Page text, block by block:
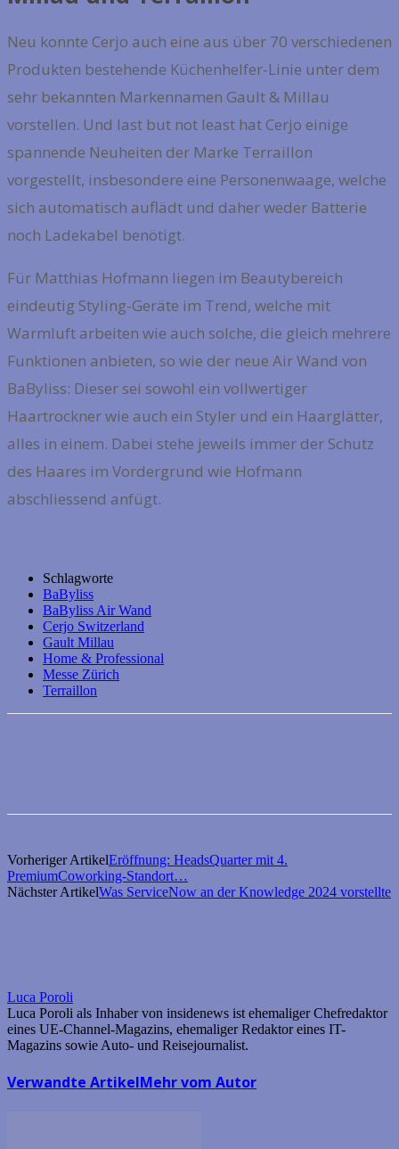
Neu konnte Cerjo auch eine aus über 70 verschiedenen
Produkten bestehende Küchenhelfer-Linie unter dem
sehr bekannten Markennamen Gault & Millau
vorstellen. Und last but not least hat Cerjo einige
spannende Neuheiten der Marke Terraillon
vorgestellt, insbesondere eine Personenwaage, welche
sich automatisch auflädt und daher weder Batterie
noch Ladekabel benötigt.
Für Matthias Hofmann liegen im Beautybereich
eindeutig Styling-Geräte im Trend, welche mit
Warmluft arbeiten wie auch solche, die gleich mehrere
Funktionen anbieten, so wie der neue Air Wand von
BaByliss: Dieser sei sowohl ein vollwertiger
Haartrockner wie auch ein Styler und ein Haarglätter,
alles in einem. Dabei stehe jeweils immer der Schutz
des Haares im Vordergrund wie Hofmann
abschliessend anfügt.
Schlagworte
BaByliss
BaByliss Air Wand
Cerjo Switzerland
Gault Millau
Home & Professional
Messe Zürich
Terraillon
Vorheriger ArtikelEröffnung: HeadsQuarter mit 4.
PremiumCoworking-Standort…
Nächster ArtikelWas ServiceNow an der Knowledge 2024 vorstellte
Luca Poroli
Luca Poroli als Inhaber von insidenews ist ehemaliger Chefredaktor
eines UE-Channel-Magazins, ehemaliger Redaktor eines IT-
Magazins sowie Auto- und Reisejournalist.
Verwandte ArtikelMehr vom Autor